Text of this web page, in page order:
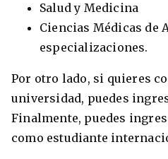
Salud y Medicina
Ciencias Médicas de
especializaciones.
Por otro lado, si quieres
universidad, puedes
Finalmente, puedes
como estudiante